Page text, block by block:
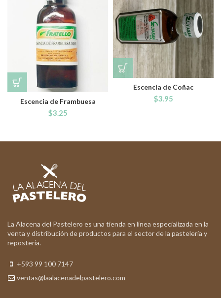
Escencia de Frambuesa
$3.25
Escencia de Coñac
$3.95
La Alacena del Pastelero es una tienda en línea especializada en la
venta y distribución de productos para el sector de la pastelería y
repostería.
+593 99 100 7147
ventas@laalacenadelpastelero.com